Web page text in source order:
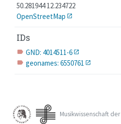
50.281944 12.234722
OpenStreetMap
IDs
label GND: 4014511-6
label geonames: 6550761
Musikwissenschaft der